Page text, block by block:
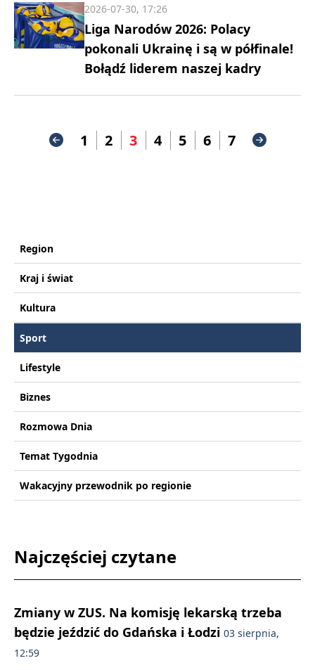
Liga Narodów 2026: Polacy
pokonali Ukrainę i są w półfinale!
Bołądź liderem naszej kadry
2026-07-30, 17:26
1 2 3 4 5 6 7
Region
Kraj i świat
Kultura
Sport
Lifestyle
Biznes
Rozmowa Dnia
Temat Tygodnia
Wakacyjny przewodnik po regionie
Najczęściej czytane
Zmiany w ZUS. Na komisję lekarską trzeba
będzie jeździć do Gdańska i Łodzi 03 sierpnia,
12:59